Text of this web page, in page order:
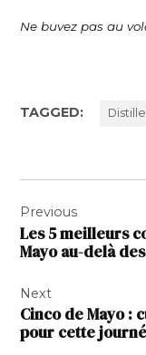
Ne buvez pas au
TAGGED:
de
l’article
Previous
Les 5 meilleurs
Mayo au-delà
Next
Cinco de Mayo :
pour cette